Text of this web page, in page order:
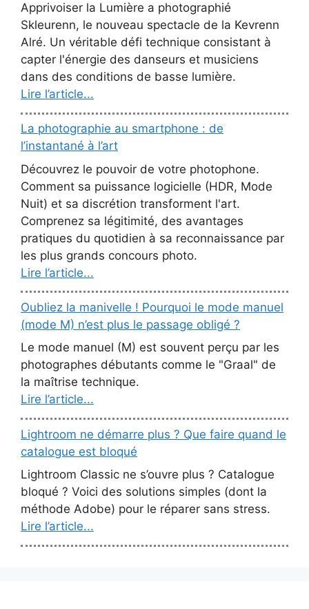
Apprivoiser la Lumière a photographié
Skleurenn, le nouveau spectacle de la Kevrenn
Alré. Un véritable défi technique consistant à
capter l'énergie des danseurs et musiciens
dans des conditions de basse lumière.
Lire l’article...
La photographie au smartphone : de
l’instantané à l’art
Découvrez le pouvoir de votre photophone.
Comment sa puissance logicielle (HDR, Mode
Nuit) et sa discrétion transforment l'art.
Comprenez sa légitimité, des avantages
pratiques du quotidien à sa reconnaissance par
les plus grands concours photo.
Lire l’article...
Oubliez la manivelle ! Pourquoi le mode manuel
(mode M) n’est plus le passage obligé ?
Le mode manuel (M) est souvent perçu par les
photographes débutants comme le "Graal" de
la maîtrise technique.
Lire l’article...
Lightroom ne démarre plus ? Que faire quand le
catalogue est bloqué
Lightroom Classic ne s’ouvre plus ? Catalogue
bloqué ? Voici des solutions simples (dont la
méthode Adobe) pour le réparer sans stress.
Lire l’article...